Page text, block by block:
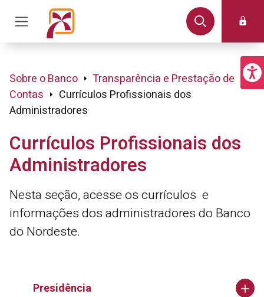
Sobre o Banco
Transparência e Prestação de
Contas
Currículos Profissionais dos
Administradores
Currículos Profissionais dos
Administradores
Nesta seção, acesse os currículos e
informações dos administradores do Banco
do Nordeste.
Presidência